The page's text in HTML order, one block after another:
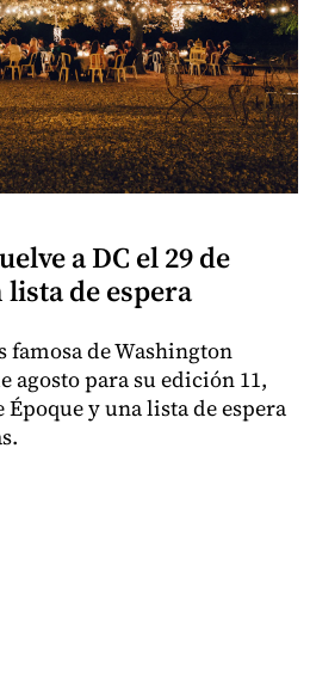
a DC el 29 de
lista de espera
famosa de Washington
agosto para su edición 11,
y una lista de espera